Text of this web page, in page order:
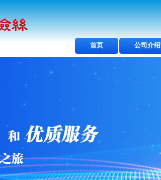
首页 公司介绍